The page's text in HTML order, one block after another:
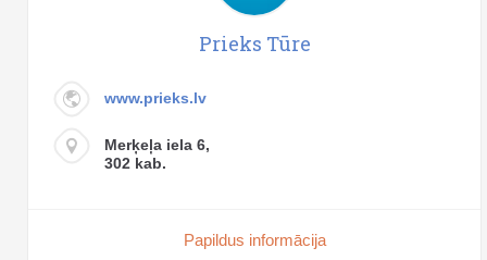
Prieks Tūre
www.prieks.lv
Merķeļa iela 6,
302 kab.
Papildus informācija